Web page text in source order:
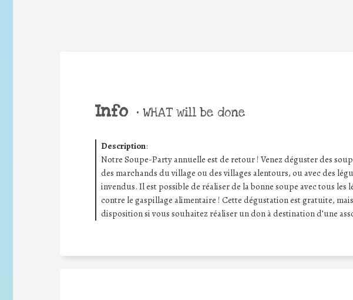
Info • WHAT will be done
Description:
Notre Soupe-Party annuelle est de retour ! Venez déguster des
des marchands du village ou des villages alentours, ou avec des
invendus. Il est possible de réaliser de la bonne soupe avec tous les
contre le gaspillage alimentaire ! Cette dégustation est gratuite,
disposition si vous souhaitez réaliser un don à destination d’une